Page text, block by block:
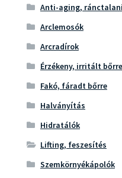
Anti-aging,
Arclemosók
Arcradírok
Érzékeny, irritált bőrre
Fakó, fáradt bőrre
Halványítás
Hidratálók
Lifting, feszesítés
Szemkörnyékápolók